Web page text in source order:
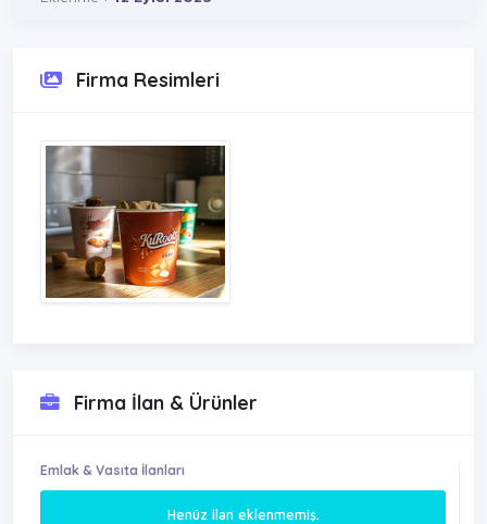
Firma Resimleri
Firma İlan & Ürünler
Emlak & Vasıta İlanları
Henüz ilan eklenmemiş.